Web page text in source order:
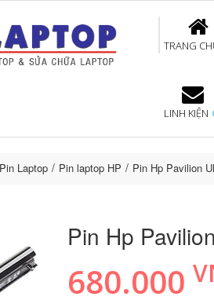
TRANG
tín Thay bàn phím
Sửa Macbook uy tínThay
LINH KIỆN
Pin Laptop Pin laptop HP Pin Hp Pavilion
Pin Hp
680.000